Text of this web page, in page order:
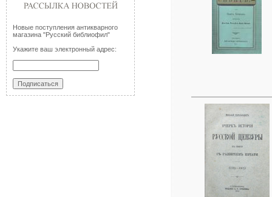
Новые поступления антикварного
магазина "Русский библиофил"
Укажите ваш электронный адрес: